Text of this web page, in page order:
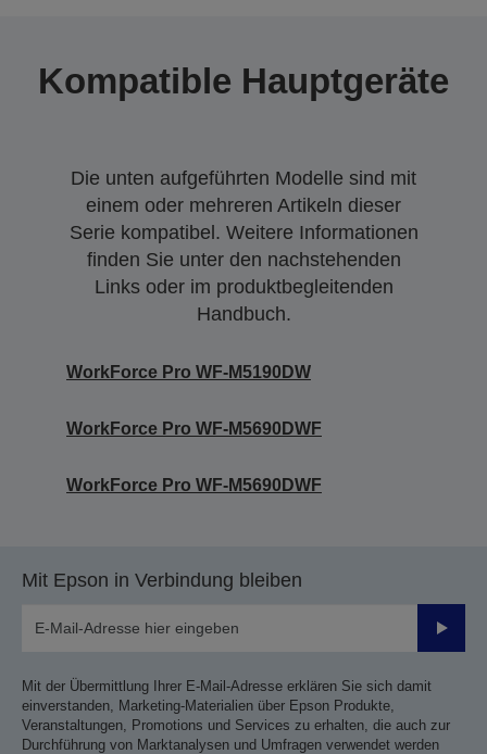
Kompatible Hauptgeräte
Die unten aufgeführten Modelle sind mit
einem oder mehreren Artikeln dieser
Serie kompatibel. Weitere Informationen
finden Sie unter den nachstehenden
Links oder im produktbegleitenden
Handbuch.
WorkForce Pro WF-M5190DW
WorkForce Pro WF-M5690DWF
WorkForce Pro WF-M5690DWF
Mit Epson in Verbindung bleiben
Mit der Übermittlung Ihrer E-Mail-Adresse erklären Sie sich damit
einverstanden, Marketing-Materialien über Epson Produkte,
Veranstaltungen, Promotions und Services zu erhalten, die auch zur
Durchführung von Marktanalysen und Umfragen verwendet werden